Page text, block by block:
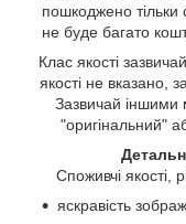
пошкоджено тільки
не буде багато
Клас якості
якості не вказано,
Зазвичай іншими
"оригінальний"
Споживчі якості,
яскравість